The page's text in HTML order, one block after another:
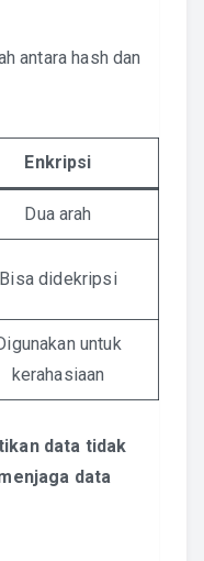
antara hash dan
Enkripsi
Dua arah
Bisa didekripsi
untuk
kerahasiaan
data tidak
data